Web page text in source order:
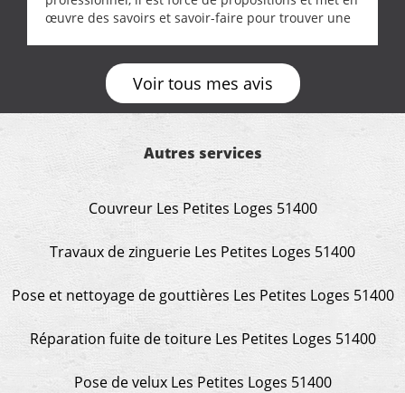
œuvre des savoirs et savoir-faire pour trouver une
ne se trouve que chez les pationnés de leur métier.
Merci a ce monsieur pour sa disponibilité
Voir tous mes avis
Autres services
Couvreur Les Petites Loges 51400
Travaux de zinguerie Les Petites Loges 51400
Pose et nettoyage de gouttières Les Petites Loges 51400
Réparation fuite de toiture Les Petites Loges 51400
Pose de velux Les Petites Loges 51400